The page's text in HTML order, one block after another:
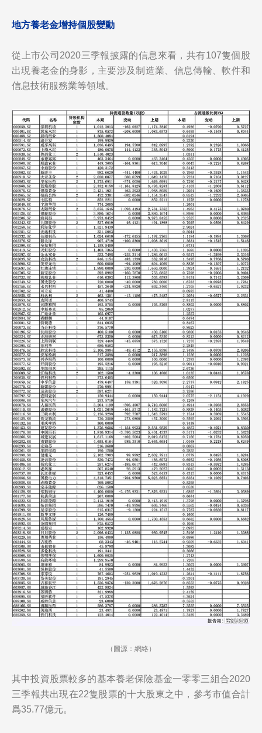
地方養老金增持個股變動
從上市公司2020三季報披露的信息來看，共有107隻個股
出現養老金的身影，主要涉及制造業、信息傳輸、軟件和
信息技術服務業等領域。
（圖源：網絡）
其中投資股票較多的基本養老保險基金一零零三組合2020
三季報共出現在22隻股票的十大股東之中，參考市值合計
爲35.77億元。